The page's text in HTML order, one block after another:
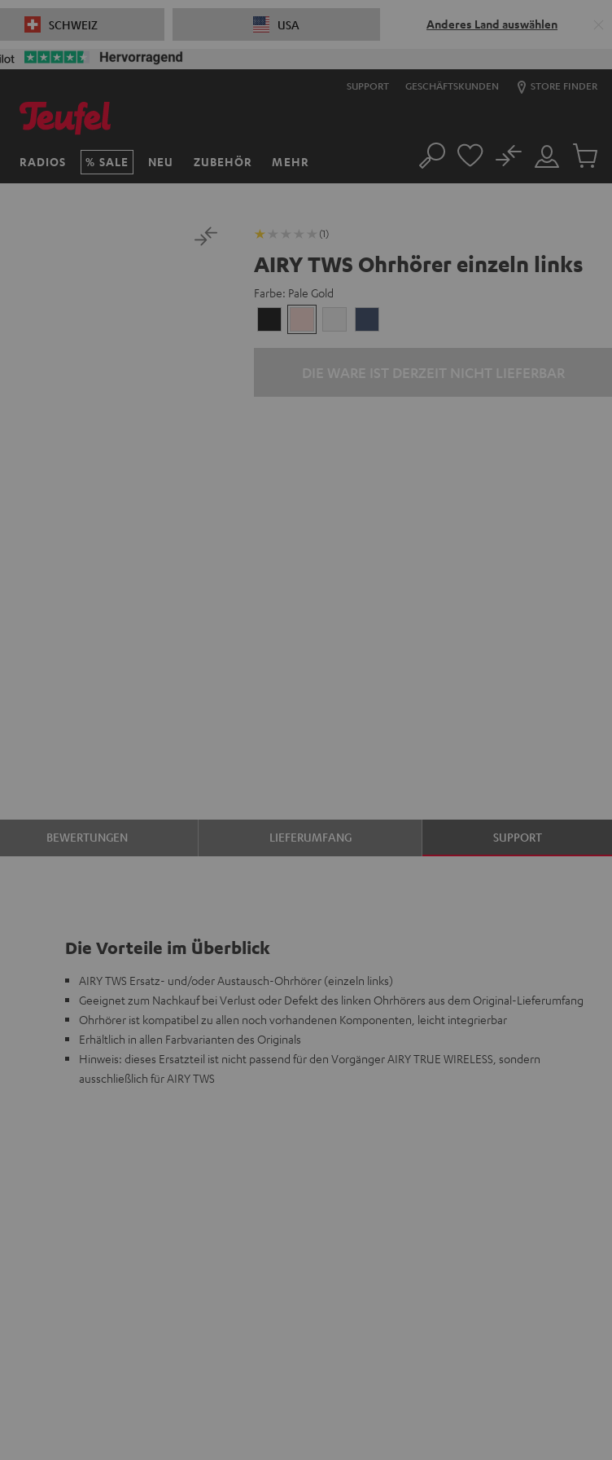
SCHWEIZ USA Anderes Land auswählen
SUPPORT GESCHÄFTSKUNDEN STORE FINDER
RADIOS SALE NEU ZUBEHÖR MEHR Suche
Mein
Konto
No
Artikel
(1)
AIRY TWS Ohrhörer einzeln links
Farbe: Pale Gold
Black Gold
White
BEWERTUNGEN LIEFERUMFANG SUPPORT
Die Vorteile im Überblick
AIRY TWS Ersatz- und/oder Austausch-Ohrhörer (einzeln links)
Geeignet zum Nachkauf bei Verlust oder Defekt des linken Ohrhörers aus dem Original-Lieferumfang
Ohrhörer ist kompatibel zu allen noch vorhandenen Komponenten, leicht integrierbar
Erhältlich in allen Farbvarianten des Originals
Hinweis: dieses Ersatzteil ist nicht passend für den Vorgänger AIRY TRUE WIRELESS, sondern
ausschließlich für AIRY TWS